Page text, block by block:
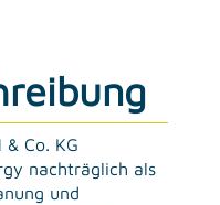
Co. KG
nachträglich als
und